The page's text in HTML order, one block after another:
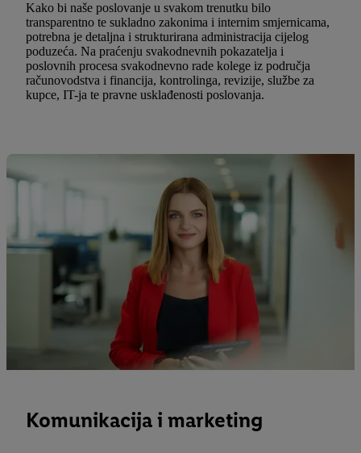
Kako bi naše poslovanje u svakom trenutku bilo
transparentno te sukladno zakonima i internim smjernicama,
potrebna je detaljna i strukturirana administracija cijelog
poduzeća. Na praćenju svakodnevnih pokazatelja i
poslovnih procesa svakodnevno rade kolege iz područja
računovodstva i financija, kontrolinga, revizije, službe za
kupce, IT-ja te pravne usklađenosti poslovanja.
Komunikacija i marketing